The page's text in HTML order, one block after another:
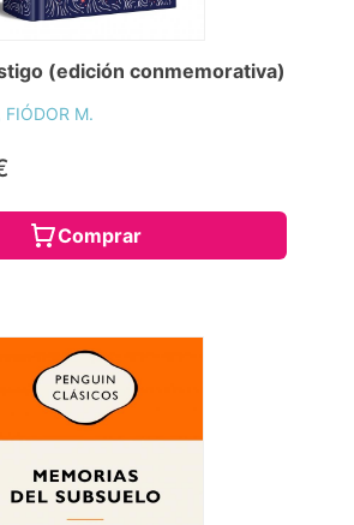
(edición conmemorativa)
FIÓDOR M.
Comprar